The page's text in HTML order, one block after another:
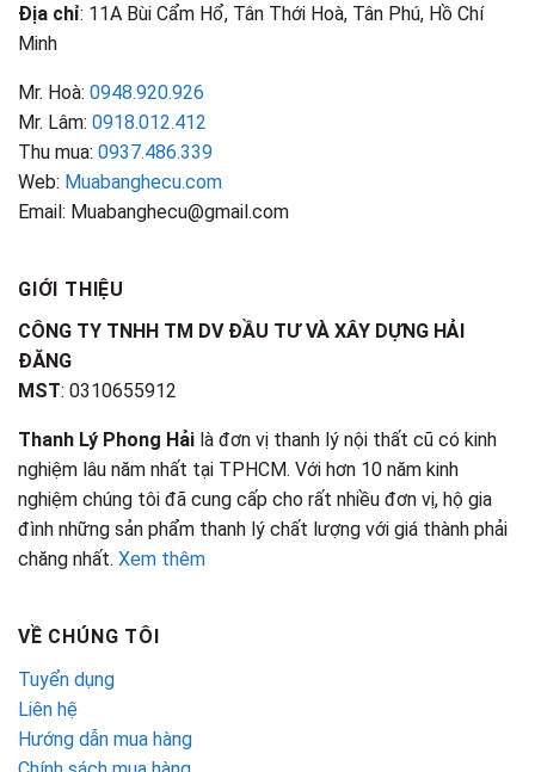
Địa chỉ: 11A Bùi Cẩm Hổ, Tân Thới Hoà, Tân Phú, Hồ Chí
Minh
Mr. Hoà: 0948.920.926
Mr. Lâm: 0918.012.412
Thu mua: 0937.486.339
Web: Muabanghecu.com
Email: Muabanghecu@gmail.com
GIỚI THIỆU
CÔNG TY TNHH TM DV ĐẦU TƯ VÀ XÂY DỰNG HẢI
ĐĂNG
MST: 0310655912
Thanh Lý Phong Hải là đơn vị thanh lý nội thất cũ có kinh
nghiệm lâu năm nhất tại TPHCM. Với hơn 10 năm kinh
nghiệm chúng tôi đã cung cấp cho rất nhiều đơn vị, hộ gia
đình những sản phẩm thanh lý chất lượng với giá thành phải
chăng nhất. Xem thêm
VỀ CHÚNG TÔI
Tuyển dụng
Liên hệ
Hướng dẫn mua hàng